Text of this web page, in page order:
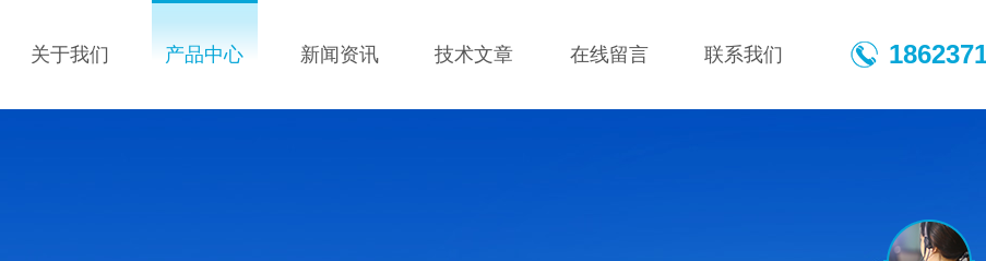
关于我们 产品中心 新闻资讯 技术文章 在线留言 联系我们